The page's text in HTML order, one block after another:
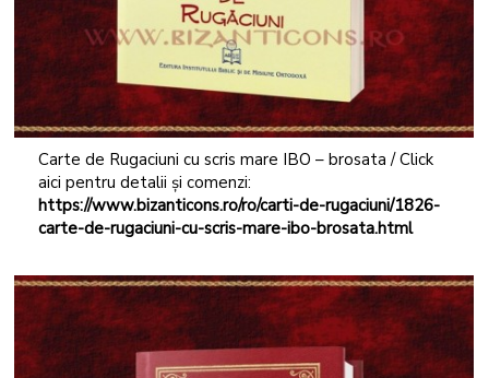
Carte de Rugaciuni cu scris mare IBO – brosata / Click
aici pentru detalii și comenzi:
https://www.bizanticons.ro/ro/carti-de-rugaciuni/1826-
carte-de-rugaciuni-cu-scris-mare-ibo-brosata.html